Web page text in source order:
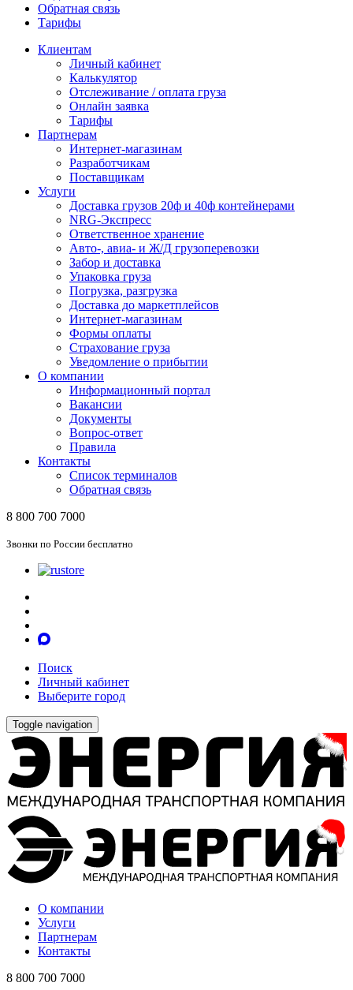
Обратная связь
Тарифы
Клиентам
Личный кабинет
Калькулятор
Отслеживание / оплата груза
Онлайн заявка
Тарифы
Партнерам
Интернет-магазинам
Разработчикам
Поставщикам
Услуги
Доставка грузов 20ф и 40ф контейнерами
NRG-Экспресс
Ответственное хранение
Авто-, авиа- и Ж/Д грузоперевозки
Забор и доставка
Упаковка груза
Погрузка, разгрузка
Доставка до маркетплейсов
Интернет-магазинам
Формы оплаты
Страхование груза
Уведомление о прибытии
О компании
Информационный портал
Вакансии
Документы
Вопрос-ответ
Правила
Контакты
Список терминалов
Обратная связь
8 800 700 7000
Звонки по России бесплатно
Поиск
Личный кабинет
Выберите город
Toggle navigation
О компании
Услуги
Партнерам
Контакты
8 800 700 7000